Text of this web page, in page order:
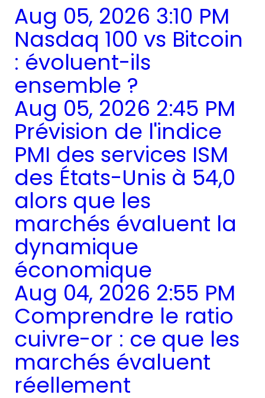
Aug 05, 2026 3:10 PM
Nasdaq 100 vs Bitcoin
: évoluent-ils
ensemble ?
Aug 05, 2026 2:45 PM
Prévision de l'indice
PMI des services ISM
des États-Unis à 54,0
alors que les
marchés évaluent la
dynamique
économique
Aug 04, 2026 2:55 PM
Comprendre le ratio
cuivre-or : ce que les
marchés évaluent
réellement